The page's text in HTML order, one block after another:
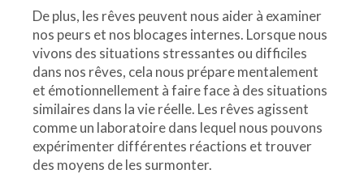
De plus, les rêves peuvent nous aider à examiner
nos peurs et nos blocages internes. Lorsque nous
vivons des situations stressantes ou difficiles
dans nos rêves, cela nous prépare mentalement
et émotionnellement à faire face à des situations
similaires dans la vie réelle. Les rêves agissent
comme un laboratoire dans lequel nous pouvons
expérimenter différentes réactions et trouver
des moyens de les surmonter.